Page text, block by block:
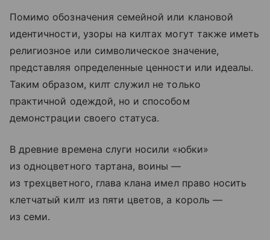
Помимо обозначения семейной или клановой
идентичности, узоры на килтах могут также иметь
религиозное или символическое значение,
представляя определенные ценности или идеалы.
Таким образом, килт служил не только
практичной одеждой, но и способом
демонстрации своего статуса.
В древние времена слуги носили «юбки»
из одноцветного тартана, воины —
из трехцветного, глава клана имел право носить
клетчатый килт из пяти цветов, а король —
из семи.